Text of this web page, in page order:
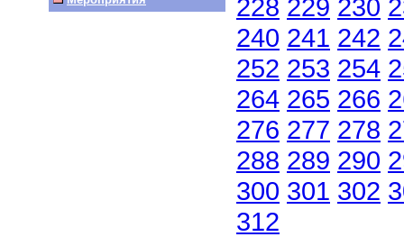
228 229 230
240 241 242
252 253 254
264 265 266
276 277 278
288 289 290
300 301 302
312